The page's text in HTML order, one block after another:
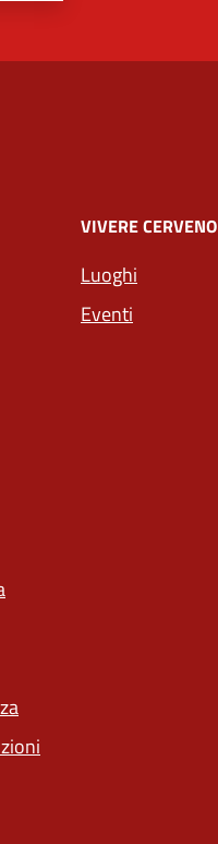
VIVERE CERVENO
Luoghi
Eventi